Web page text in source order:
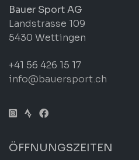
Bauer Sport AG
Landstrasse 109
5430 Wettingen
+41 56 426 15 17
info@bauersport.ch
ÖFFNUNGSZEITEN